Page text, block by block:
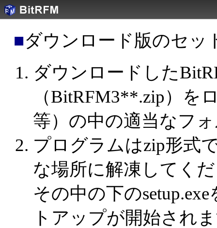
■ダウンロード版のセッ
ダウンロードした
（BitRFM3**.zip）を
等）の中の適当なフ
プログラムはzip形式
な場所に解凍してく
その中の下の
トアップが開始され